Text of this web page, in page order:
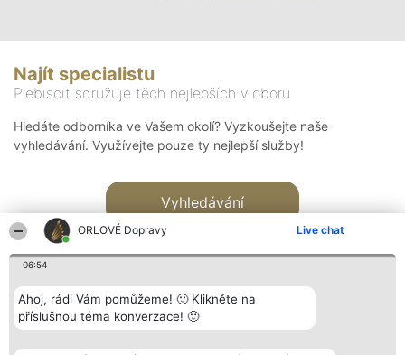
ORLOVÉ Dopravy Live chat
06:54
Ahoj, rádi Vám pomůžeme! 🙂 Klikněte na
příslušnou téma konverzace! 🙂
Najít specialistu
Plebiscit sdružuje těch nejlepších v oboru
Hledáte odborníka ve Vašem okolí? Vyzkoušejte naše
vyhledávání. Využívejte pouze ty nejlepší služby!
Vyhledávání
Bright Side Solutions sp. z o. Vítězové Kontakt